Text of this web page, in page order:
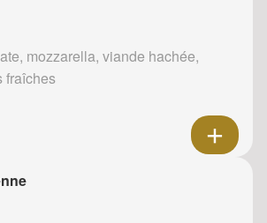
mozzarella, viande hachée,
fraîches